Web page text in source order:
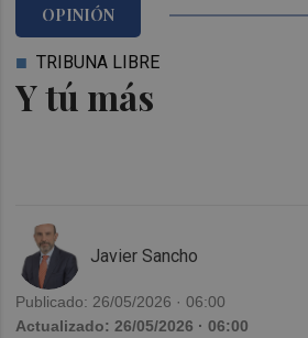
Y tú más
OPINIÓN
TRIBUNA LIBRE
Javier Sancho
Publicado: 26/05/2026 · 06:00
Actualizado: 26/05/2026 · 06:00